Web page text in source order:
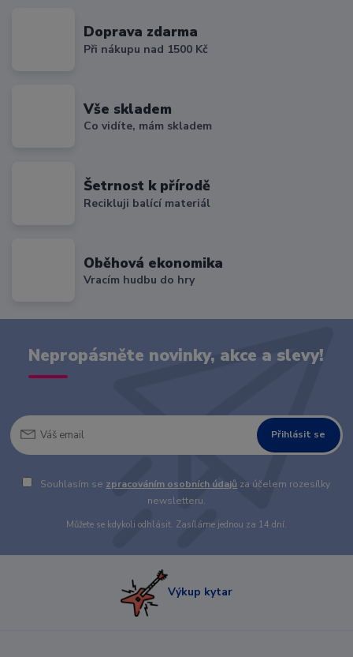
Doprava zdarma
Při nákupu nad 1500 Kč
Vše skladem
Co vidíte, mám skladem
Šetrnost k přírodě
Recikluji balící materiál
Oběhová ekonomika
Vracím hudbu do hry
Nepropásněte novinky, akce a slevy!
Přihlásit se
Souhlasím se zpracováním osobních údajů za účelem rozesílky
newsletteru.
Můžete se kdykoli odhlásit. Zasíláme jednou za 14 dní.
Výkup kytar